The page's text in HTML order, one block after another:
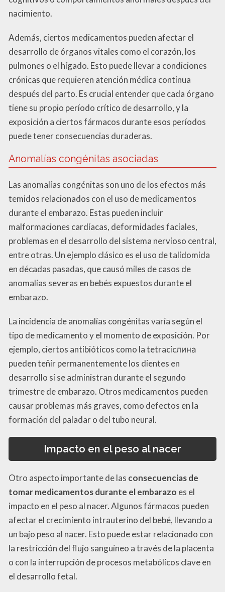
nacimiento.
Además, ciertos medicamentos pueden afectar el
desarrollo de órganos vitales como el corazón, los
pulmones o el hígado. Esto puede llevar a condiciones
crónicas que requieren atención médica continua
después del parto. Es crucial entender que cada órgano
tiene su propio período crítico de desarrollo, y la
exposición a ciertos fármacos durante esos períodos
puede tener consecuencias duraderas.
Anomalías congénitas asociadas
Las anomalías congénitas son uno de los efectos más
temidos relacionados con el uso de medicamentos
durante el embarazo. Estas pueden incluir
malformaciones cardíacas, deformidades faciales,
problemas en el desarrollo del sistema nervioso central,
entre otras. Un ejemplo clásico es el uso de talidomida
en décadas pasadas, que causó miles de casos de
anomalías severas en bebés expuestos durante el
embarazo.
La incidencia de anomalías congénitas varía según el
tipo de medicamento y el momento de exposición. Por
ejemplo, ciertos antibióticos como la tetracicлина
pueden teñir permanentemente los dientes en
desarrollo si se administran durante el segundo
trimestre de embarazo. Otros medicamentos pueden
causar problemas más graves, como defectos en la
formación del paladar o del tubo neural.
Impacto en el peso al nacer
Otro aspecto importante de las consecuencias de
tomar medicamentos durante el embarazo es el
impacto en el peso al nacer. Algunos fármacos pueden
afectar el crecimiento intrauterino del bebé, llevando a
un bajo peso al nacer. Esto puede estar relacionado con
la restricción del flujo sanguíneo a través de la placenta
o con la interrupción de procesos metabólicos clave en
el desarrollo fetal.